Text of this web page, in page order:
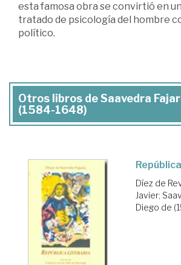
esta famosa obra se convirtió en
tratado de psicología del hombre
político.
Otros libros de Saavedra
(1584-1648)
Díez de
Javier;
Diego de